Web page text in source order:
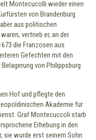
Montecucolli wieder einen
von Brandenburg
aus politischen
vertrieb er, an der
die Franzosen aus
Gefechten mit den
von Philippsburg
Hof und pflegte den
Akademie für
Graf Montecuccoli starb
Erhebung in den
sie wurde erst seinem Sohn